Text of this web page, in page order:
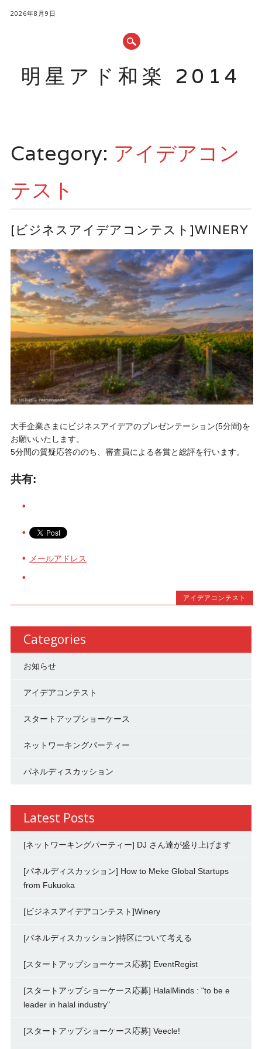
2026年8月9日
明星アド和楽 2014
Category: アイデアコン
テスト
[ビジネスアイデアコンテスト]WINERY
大手企業さまにビジネスアイデアのプレゼンテーション(5分間)を
お願いいたします。
5分間の質疑応答ののち、審査員による各賞と総評を行います。
共有:
メールアドレス
アイデアコンテスト
Categories
お知らせ
アイデアコンテスト
スタートアップショーケース
ネットワーキングパーティー
パネルディスカッション
Latest Posts
[ネットワーキングパーティー] DJ さん達が盛り上げます
[パネルディスカッション] How to Meke Global Startups
from Fukuoka
[ビジネスアイデアコンテスト]Winery
[パネルディスカッション]特区について考える
[スタートアップショーケース応募] EventRegist
[スタートアップショーケース応募] HalalMinds : "to be e
leader in halal industry"
[スタートアップショーケース応募] Veecle!